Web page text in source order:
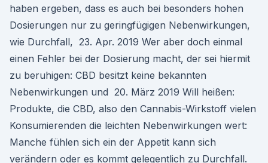
haben ergeben, dass es auch bei besonders hohen
Dosierungen nur zu geringfügigen Nebenwirkungen,
wie Durchfall, 23. Apr. 2019 Wer aber doch einmal
einen Fehler bei der Dosierung macht, der sei hiermit
zu beruhigen: CBD besitzt keine bekannten
Nebenwirkungen und 20. März 2019 Will heißen:
Produkte, die CBD, also den Cannabis-Wirkstoff vielen
Konsumierenden die leichten Nebenwirkungen wert:
Manche fühlen sich ein der Appetit kann sich
verändern oder es kommt gelegentlich zu Durchfall.